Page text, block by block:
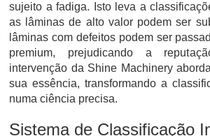
sujeito a fadiga. Isto leva a
as lâminas de alto valor podem ser
lâminas com defeitos podem ser
premium, prejudicando a
intervenção da Shine Machinery
sua essência, transformando a
numa ciência precisa.
Sistema de Classificação